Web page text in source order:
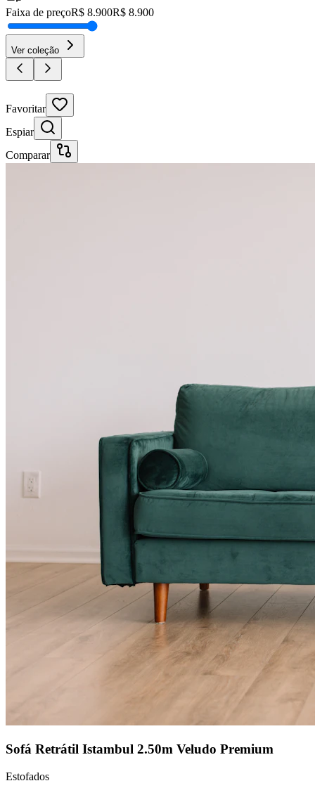
Faixa de preçoR$ 8.900R$ 8.900
Ver coleção
Favoritar
Espiar
Comparar
Sofá Retrátil Istambul 2.50m Veludo Premium
Estofados